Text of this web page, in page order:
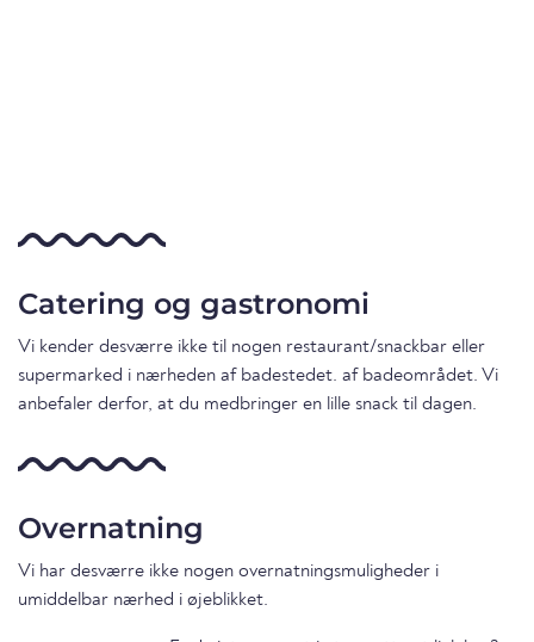
Catering og gastronomi
Vi kender desværre ikke til nogen restaurant/snackbar eller
supermarked i nærheden af badestedet. af badeområdet. Vi
anbefaler derfor, at du medbringer en lille snack til dagen.
Overnatning
Vi har desværre ikke nogen overnatningsmuligheder i
umiddelbar nærhed i øjeblikket.